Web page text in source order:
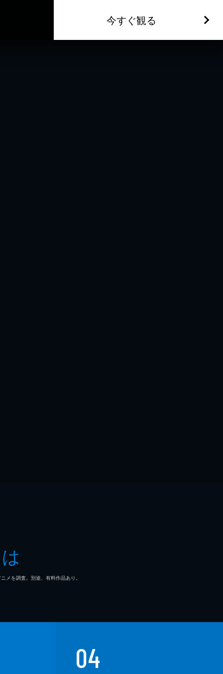
今すぐ観る
を調査。別途、有料作品あり。
04